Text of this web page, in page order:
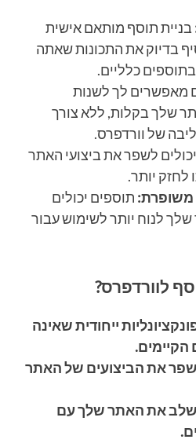
בניית תוסף מותאם אישית
בדיוק את התכונות שאתה
כלליים.
מאפשרים לך לשנות
שלך בקלות, ללא צורך
של וורדפרס.
לשפר את ביצועי האתר
לחזק יותר.
משופרת: תוספים יכולים
לנוח יותר לשימוש עבור
לוורדפרס?
ייחודית שאינה
הקיימים.
את הביצועים של האתר
את האתר שלך עם